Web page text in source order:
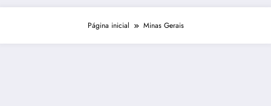
Página inicial Minas Gerais